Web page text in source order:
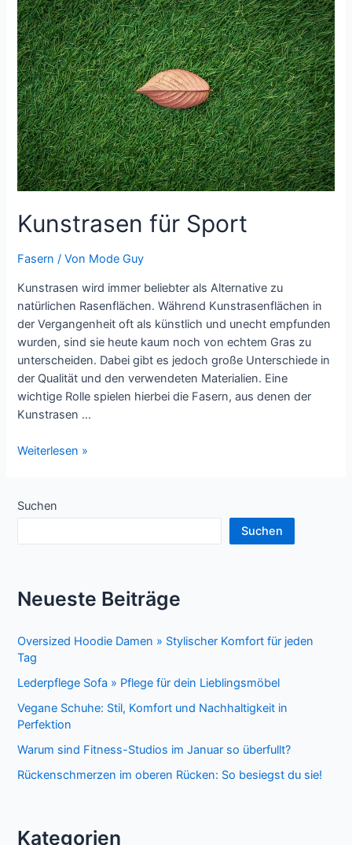
Fasern
vs.
Stoffe
Kunstrasen für Sport
Fasern / Von Mode Guy
Kunstrasen wird immer beliebter als Alternative zu
natürlichen Rasenflächen. Während Kunstrasenflächen in
der Vergangenheit oft als künstlich und unecht empfunden
wurden, sind sie heute kaum noch von echtem Gras zu
unterscheiden. Dabei gibt es jedoch große Unterschiede in
der Qualität und den verwendeten Materialien. Eine
wichtige Rolle spielen hierbei die Fasern, aus denen der
Kunstrasen …
Kunstrasen
Weiterlesen »
Suchen
Suchen
Neueste Beiträge
Oversized Hoodie Damen » Stylischer Komfort für jeden
Tag
Lederpflege Sofa » Pflege für dein Lieblingsmöbel
Vegane Schuhe: Stil, Komfort und Nachhaltigkeit in
Perfektion
Warum sind Fitness-Studios im Januar so überfullt?
Rückenschmerzen im oberen Rücken: So besiegst du sie!
Kategorien